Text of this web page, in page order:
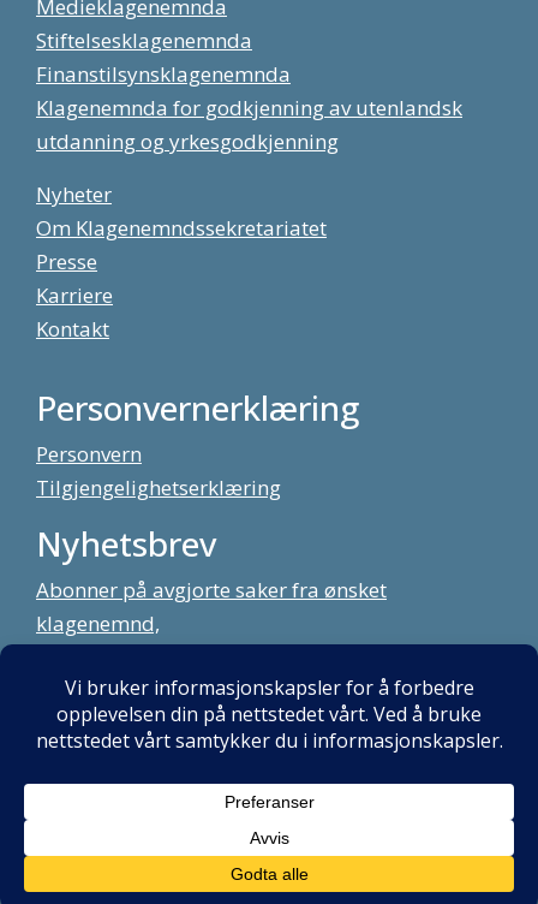
Medieklagenemnda
Stiftelsesklagenemnda
Finanstilsynsklagenemnda
Klagenemnda for godkjenning av utenlandsk
utdanning og yrkesgodkjenning
Nyheter
Om Klagenemndssekretariatet
Presse
Karriere
Kontakt
Personvernerklæring
Personvern
Tilgjengelighetserklæring
Nyhetsbrev
Abonner på avgjorte saker fra ønsket
klagenemnd,